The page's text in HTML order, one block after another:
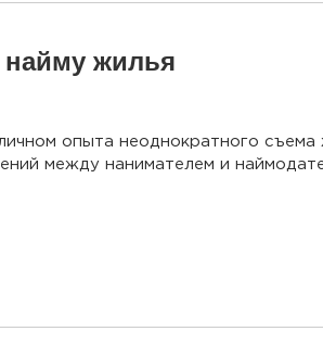
найму жилья
опыта неоднократного
между нанимателем и